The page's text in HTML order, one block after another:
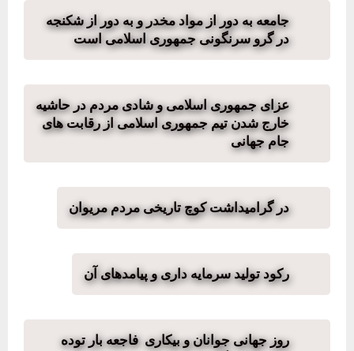
جامعه به دور از مواد مخدر و به دور از شکنجه
در گرو سرنگونی جمهوری اسلامی است
عزای جمهوری اسلامی و شادی مردم در حاشیه
خارج شدن تیم جمهوری اسلامی از رقابت های
جام جهانی
در گرامیداشت کوچ تاریخی مردم مریوان
رکود تولید سرمایه داری و پیامدهای آن
روز جهانی جوانان و بیکاری فاجعه بار توده